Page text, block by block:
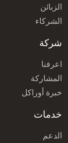
الزبائن
الشركاء
شركة
اعرفنا
المشاركة
خبرة أوراكل
خدمات
الدعم